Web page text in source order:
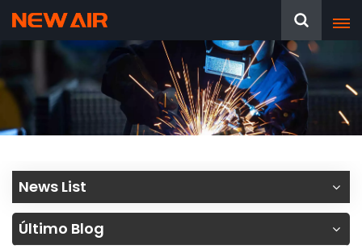
News List
Último Blog